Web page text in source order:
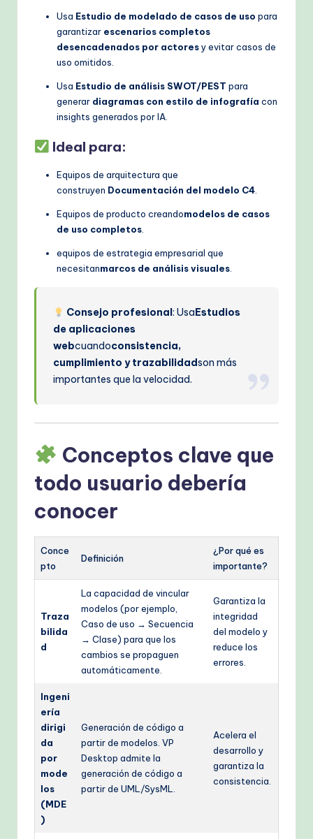
Usa Estudio de modelado de casos de uso para
garantizar escenarios completos
desencadenados por actoresy evitar casos de
uso omitidos.
Usa Estudio de análisis SWOT/PEST para
generar diagramas con estilo de infografía con
insights generados por IA.
Ideal para:
Equipos de arquitectura que
construyen Documentación del modelo C4.
Equipos de producto creandomodelos de casos
de uso completos.
equipos de estrategia empresarial que
necesitanmarcos de análisis visuales.
Consejo profesional: Usa Estudios
de aplicaciones
webcuandoconsistencia,
cumplimiento y trazabilidadson más
importantes que la velocidad.
Conceptos clave que
todo usuario debería
conocer
Conce
pto
Definición
¿Por qué es
importante?
Traza
bilida
d
La capacidad de vincular
modelos (por ejemplo,
Caso de uso → Secuencia
→ Clase) para que los
cambios se propaguen
automáticamente.
Garantiza la
integridad
del modelo y
reduce los
errores.
Ingeni
ería
dirigi
da
por
mode
los
(MDE
)
Generación de código a
partir de modelos. VP
Desktop admite la
generación de código a
partir de UML/SysML.
Acelera el
desarrollo y
garantiza la
consistencia.